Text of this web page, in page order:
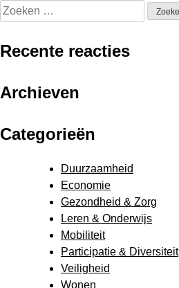
Zoeken
naar:
Recente reacties
Archieven
Categorieën
Duurzaamheid
Economie
Gezondheid & Zorg
Leren & Onderwijs
Mobiliteit
Participatie & Diversiteit
Veiligheid
Wonen